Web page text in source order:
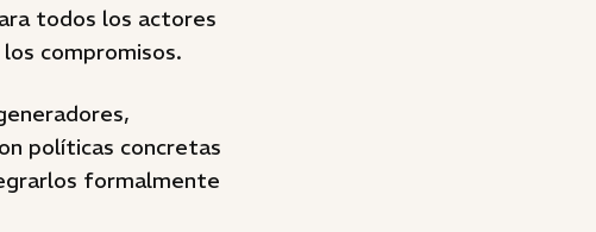
todos los actores
compromisos.
políticas concretas
formalmente